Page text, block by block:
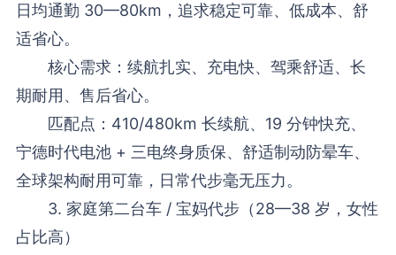
日均通勤 30—80km，追求稳定可靠、低成本、舒
适省心。
核心需求：续航扎实、充电快、驾乘舒适、长
期耐用、售后省心。
匹配点：410/480km 长续航、19 分钟快充、
宁德时代电池 + 三电终身质保、舒适制动防晕车、
全球架构耐用可靠，日常代步毫无压力。
3. 家庭第二台车 / 宝妈代步（28—38 岁，女性
占比高）